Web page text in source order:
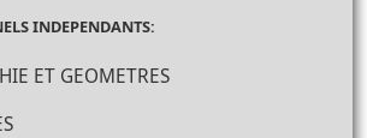
INDEPENDANTS:
ET GEOMETRES